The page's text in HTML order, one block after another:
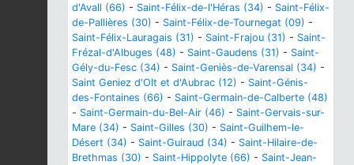
d'Avall (66) - Saint-Félix-de-l'Héras (34) - Saint-Félix-
de-Pallières (30) - Saint-Félix-de-Tournegat (09) -
Saint-Félix-Lauragais (31) - Saint-Frajou (31) - Saint-
Frézal-d'Albuges (48) - Saint-Gaudens (31) - Saint-
Gély-du-Fesc (34) - Saint-Geniès-de-Varensal (34) -
Saint Geniez d'Olt et d'Aubrac (12) - Saint-Génis-
des-Fontaines (66) - Saint-Germain-de-Calberte (48)
- Saint-Germain-du-Bel-Air (46) - Saint-Gervais-sur-
Mare (34) - Saint-Gilles (30) - Saint-Guilhem-le-
Désert (34) - Saint-Guiraud (34) - Saint-Hilaire-de-
Brethmas (30) - Saint-Hippolyte (66) - Saint-Jean-